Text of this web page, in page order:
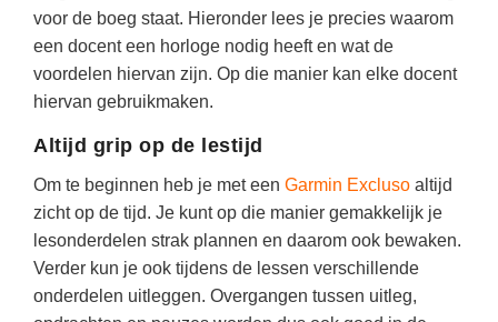
Den Haag(46)
Dordrecht (36)
Lelystad(19)
Eindhoven(18)
Alkmaar(18)
Zoetermeer (17)
Klassieke Talen
Letterkunde
Levensbeschouwing
Maatschappijleer
Muziek
Natuurkunde
Nederlands
Rekenen / Wiskunde
Meesterbaan onderwijsvacatures
LEERMETHODEN
Biologie
Examentraining
Frans
Geschiedenis
Media
voor de boeg staat. Hieronder lees je precies waarom
een docent een horloge nodig heeft en wat de
voordelen hiervan zijn. Op die manier kan elke docent
hiervan gebruikmaken.
Altijd grip op de lestijd
Om te beginnen heb je met een Garmin Excluso altijd
zicht op de tijd. Je kunt op die manier gemakkelijk je
lesonderdelen strak plannen en daarom ook bewaken.
Verder kun je ook tijdens de lessen verschillende
onderdelen uitleggen. Overgangen tussen uitleg,